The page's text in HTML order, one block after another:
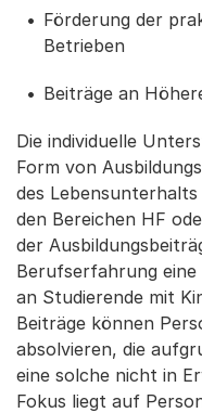
Förderung der
Betrieben
Beiträge an
Die individuelle
Form von
des
den Bereichen HF
der
Berufserfahrung eine
an Studierende mit
Beiträge können
absolvieren, die
eine solche nicht in
Fokus liegt auf